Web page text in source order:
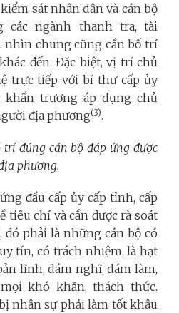
sát nhân dân và cán bộ
các ngành thanh tra, tài
nhìn chung cũng cần bố trí
đến. Đặc biệt, vị trí chủ
trực tiếp với bí thư cấp ủy
khẩn trương áp dụng chủ
địa phương(3).
đúng cán bộ đáp ứng được
phương.
đầu cấp ủy cấp tỉnh, cấp
tiêu chí và cần được rà soát
đó phải là những cán bộ có
tín, có trách nhiệm, là hạt
lĩnh, dám nghĩ, dám làm,
khó khăn, thách thức.
nhân sự phải làm tốt khâu